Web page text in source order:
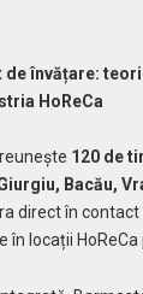
de învățare:
HoReCa
120 de
Bacău,
direct în
în locații